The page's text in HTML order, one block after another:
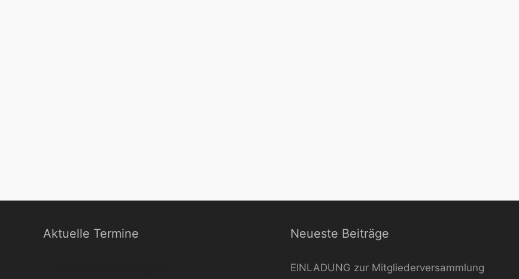
Aktuelle Termine Neueste Beiträge
EINLADUNG zur Mitgliederversammlung